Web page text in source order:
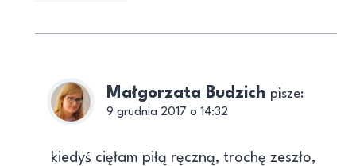
Małgorzata Budzich pisze:
9 grudnia 2017 o 14:32
kiedyś cięłam piłą ręczną, trochę zeszło,